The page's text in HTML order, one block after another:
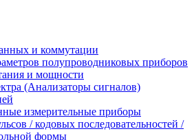
и коммутации
полупроводниковых приборов
и мощности
(Анализаторы сигналов)
измерительные приборы
/ кодовых последовательностей /
формы